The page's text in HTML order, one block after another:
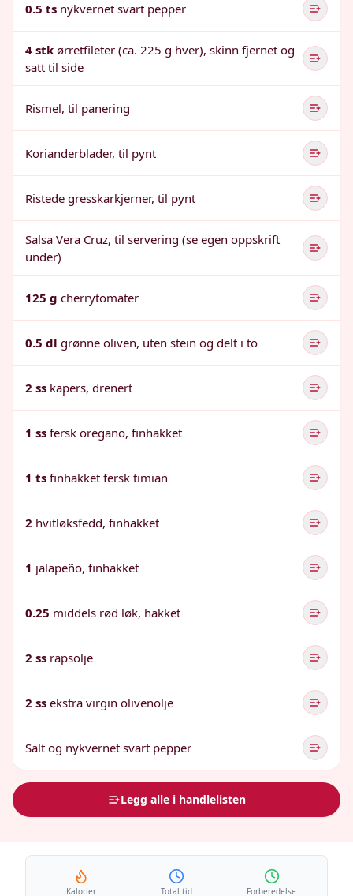
0.5 ts nykvernet svart pepper
4 stk ørretfileter (ca. 225 g hver), skinn fjernet og
satt til side
Rismel, til panering
Korianderblader, til pynt
Ristede gresskarkjerner, til pynt
Salsa Vera Cruz, til servering (se egen oppskrift
under)
125 g cherrytomater
0.5 dl grønne oliven, uten stein og delt i to
2 ss kapers, drenert
1 ss fersk oregano, finhakket
1 ts finhakket fersk timian
2 hvitløksfedd, finhakket
1 jalapeño, finhakket
0.25 middels rød løk, hakket
2 ss rapsolje
2 ss ekstra virgin olivenolje
Salt og nykvernet svart pepper
Legg alle i handlelisten
Kalorier Total tid Forberedelse